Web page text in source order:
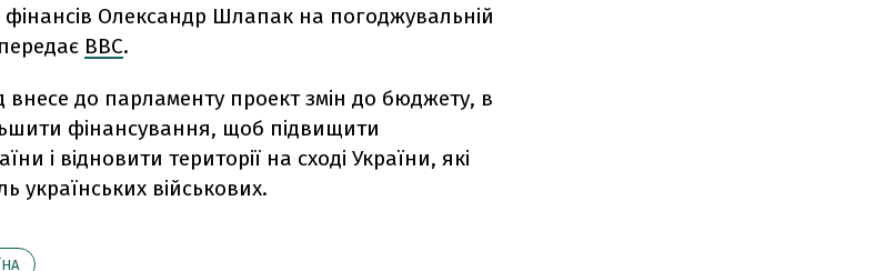
фінансів Олександр Шлапак на погоджувальній
ВВС.
до парламенту проект змін до бюджету, в
фінансування, щоб підвищити
і відновити території на сході України, які
українських військових.